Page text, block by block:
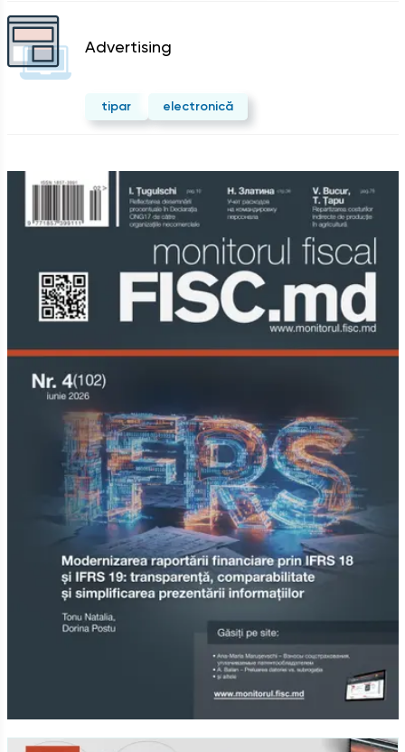
Advertising
tipar electronică